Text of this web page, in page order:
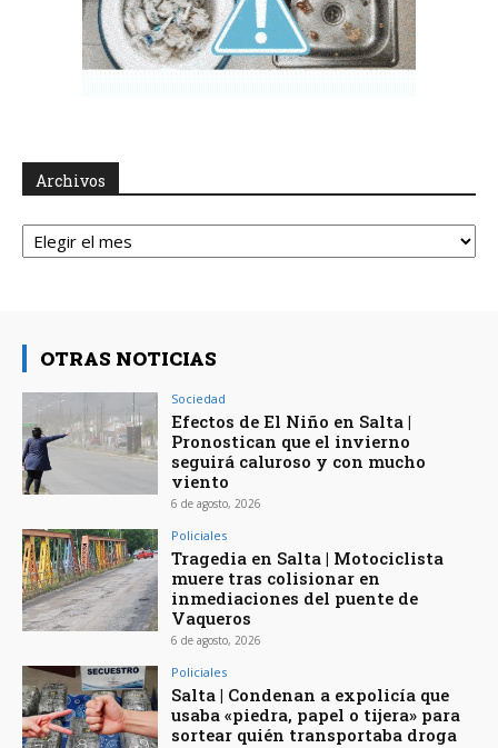
Archivos
Archivos
OTRAS NOTICIAS
Sociedad
Efectos de El Niño en Salta |
Pronostican que el invierno
seguirá caluroso y con mucho
viento
6 de agosto, 2026
Policiales
Tragedia en Salta | Motociclista
muere tras colisionar en
inmediaciones del puente de
Vaqueros
6 de agosto, 2026
Policiales
Salta | Condenan a expolicía que
usaba «piedra, papel o tijera» para
sortear quién transportaba droga